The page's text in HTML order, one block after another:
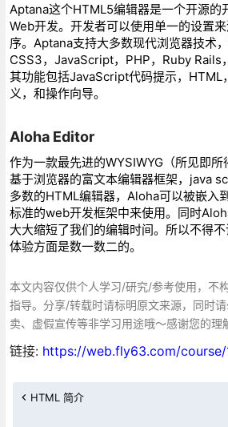
Aptana这个HTML5编辑器是一个开源的
Web开发。开发者可以使用单一的设置
序。Aptana支持大多数现代浏览器技术
CSS3，JavaScript，PHP，Ruby Rails
其功能包括JavaScript代码提示，HTML
义，和操作向导。
Aloha Editor
作为一款最先进的WYSIWYG（所见即
基于浏览器的富文本编辑器框架，java
多数的HTML编辑器，Aloha可以被嵌入
标准的web开发框架中来使用。同时
大大缩短了我们的编辑时间。所以不得
体验方面是数一数二的。
本文内容仅供个人学习/研究/参考使用，不
指导。分享/转载时请标明原文来源，同时
卖、虚假宣传等非学习用途哦～感谢您的理
链接: https://web.fly63.com/course/
HTML 简介